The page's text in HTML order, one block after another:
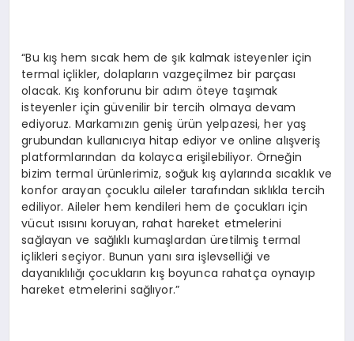
“Bu kış hem sıcak hem de şık kalmak isteyenler için
termal içlikler, dolapların vazgeçilmez bir parçası
olacak. Kış konforunu bir adım öteye taşımak
isteyenler için güvenilir bir tercih olmaya devam
ediyoruz. Markamızın geniş ürün yelpazesi, her yaş
grubundan kullanıcıya hitap ediyor ve online alışveriş
platformlarından da kolayca erişilebiliyor. Örneğin
bizim termal ürünlerimiz, soğuk kış aylarında sıcaklık ve
konfor arayan çocuklu aileler tarafından sıklıkla tercih
ediliyor. Aileler hem kendileri hem de çocukları için
vücut ısısını koruyan, rahat hareket etmelerini
sağlayan ve sağlıklı kumaşlardan üretilmiş termal
içlikleri seçiyor. Bunun yanı sıra işlevselliği ve
dayanıklılığı çocukların kış boyunca rahatça oynayıp
hareket etmelerini sağlıyor.”